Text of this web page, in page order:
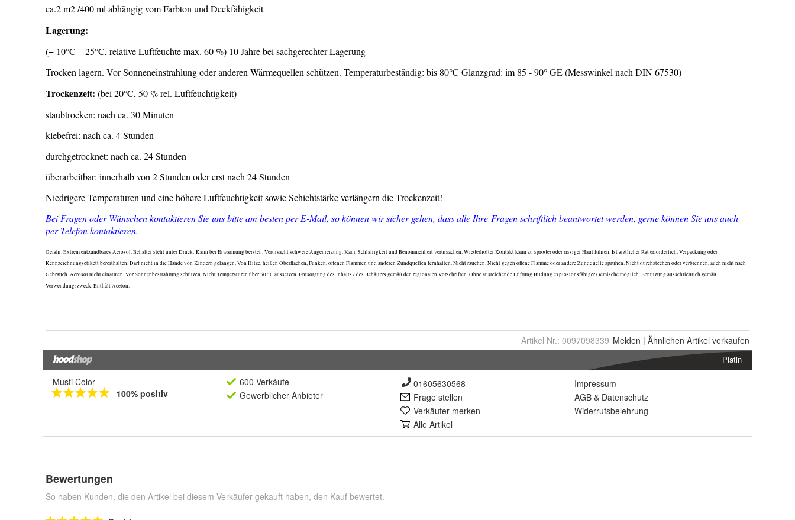
Artikel Nr.: 0097098339 Melden | Ähnlichen Artikel verkaufen
Platin
Musti Color
100% positiv
600 Verkäufe
Gewerblicher Anbieter
01605630568
Frage stellen
Verkäufer merken
Alle Artikel
Impressum
AGB & Datenschutz
Widerrufsbelehrung
Bewertungen
So haben Kunden, die den Artikel bei diesem Verkäufer gekauft haben, den Kauf bewertet.